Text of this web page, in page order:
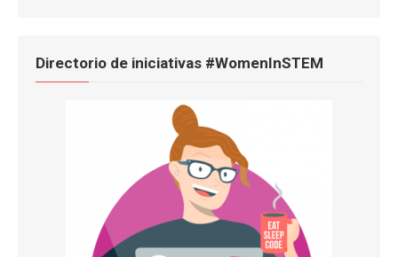
Directorio de iniciativas #WomenInSTEM